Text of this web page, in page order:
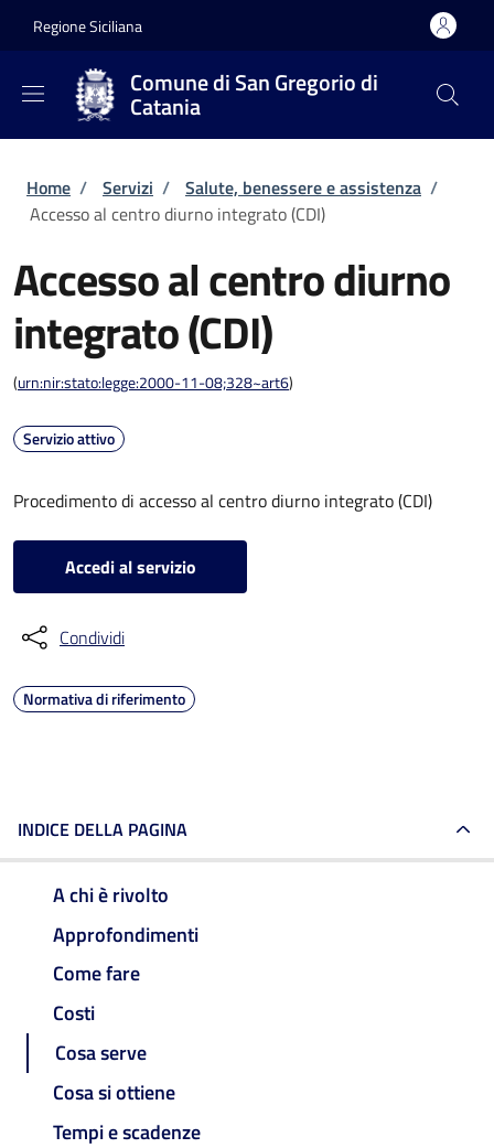
Regione Siciliana
Comune di San Gregorio di
Catania
Briciole di pane
Home / Servizi / Salute, benessere e assistenza /
Accesso al centro diurno integrato (CDI)
Accesso al centro diurno
integrato (CDI)
(urn:nir:stato:legge:2000-11-08;328~art6)
Servizio attivo
Procedimento di accesso al centro diurno integrato (CDI)
Accedi al servizio
Condividi
Normativa di riferimento
INDICE DELLA PAGINA
A chi è rivolto
Approfondimenti
Come fare
Costi
Cosa serve
Cosa si ottiene
Tempi e scadenze